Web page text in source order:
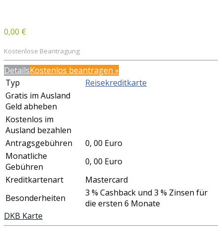
0,00 €
Kostenlose Beantragung
DetailsKostenlos beantragen »
Typ
Reisekreditkarte
Gratis im Ausland
Geld abheben
Kostenlos im
Ausland bezahlen
Antragsgebühren
0, 00 Euro
Monatliche
Gebühren
0, 00 Euro
Kreditkartenart
Mastercard
Besonderheiten
3 % Cashback und 3 % Zinsen für
die ersten 6 Monate
DKB Karte